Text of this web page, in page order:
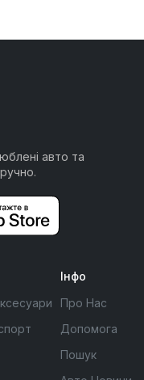
авто та
Інфо
Про Нас
Допомога
Пошук